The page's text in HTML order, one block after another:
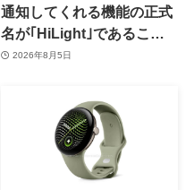
通知してくれる機能の正式
名が｢HiLight｣であること
が確認される
2026年8月5日